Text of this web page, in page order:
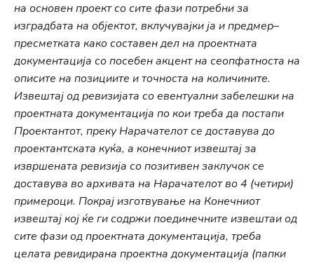
на основен проект со сите фази потребни за
изградбата на објектот, вклучувајки ја и предмер–
пресметката како составен дел на проектната
документација со посебен акцент на сеопфатноста на
описите на позициите и точноста на количините.
Извештај од ревизијата со евентуални забелешки на
проектната документација по кои треба да постапи
Проектантот, преку Нарачателот се доставува до
проектантската куќа, а конечниот извештај за
извршената ревизија со позитивен заклучок се
доставува во архивата на Нарачателот во 4 (четири)
примероци. Покрај изготвување на Конечниот
извештај кој ќе ги содржи поединечните извештаи од
сите фази од проектната документација, треба
целата ревидирана проектна документација (папки